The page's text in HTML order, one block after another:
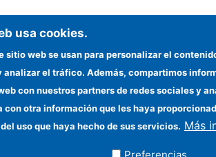
usa cookies.
sitio web se usan para personalizar el
analizar el tráfico. Además, compartimos
con nuestros partners de redes sociales y
con otra información que les haya
uso que haya hecho de sus servicios. Más